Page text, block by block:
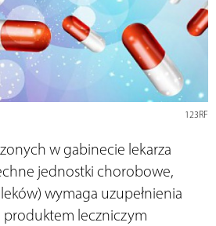
123RF
w gabinecie lekarza
jednostki chorobowe,
wymaga uzupełnienia
leczniczym